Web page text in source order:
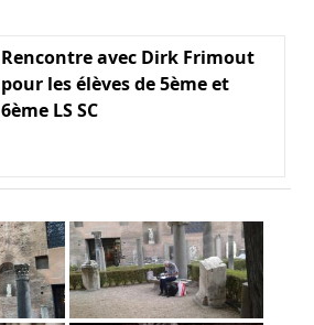
Rencontre avec Dirk Frimout
pour les élèves de 5ème et
6ème LS SC